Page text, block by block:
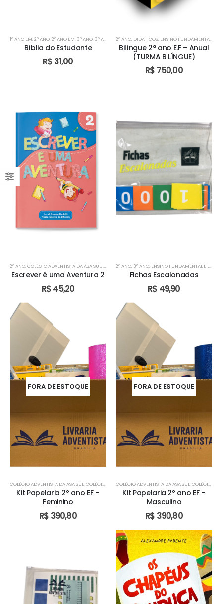
1º ANO EM,2º ANO,2º ANO EM,3º ANO,3º ANO EM ,4º ANO,5º ANO,6º ANO,7º ANO,8º ANO,9º
Bíblia do Estudante
R$ 31,00
2º ANO, DIDÁTICOS, ENSINO FUNDAMENTAL I
Bilíngue 2° ano E.F – Anual
(TURMA BILÍNGUE)
R$ 750,00
2º ANO,COLÉGIO ADVENTISTA DA ASA SUL,COLÉGIO ADVENTISTA DE ÁGUAS CLARAS,COLÉGIO
Escrever é uma Aventura 2
R$45,20
2º ANO,3º ANO, ENSINO FUNDAMENTAL I, ESCOLA ADVENTISTA DE VALPARAÍSO - GO
Fichas Escalonadas
R$ 49,90
FORA DE ESTOQUE
COLÉGIO ADVENTISTA DA ASA SUL,COLÉGIO ADVENTISTA DE ÁGUAS CLARAS ,COLÉGIO
Kit Papelaria 2º ano EF –
Feminino
R$ 390,80
FORA DE ESTOQUE
COLÉGIO ADVENTISTA DA ASA SUL,COLÉGIO ADVENTISTA DE ÁGUAS CLARAS
Kit Papelaria 2º ano EF –
Masculino
R$ 390,80